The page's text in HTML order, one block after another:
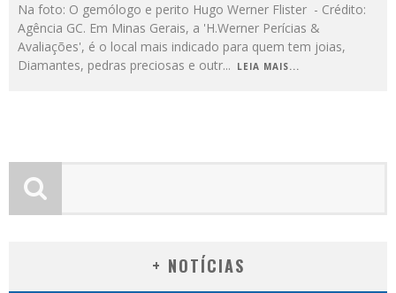
Na foto: O gemólogo e perito Hugo Werner Flister - Crédito:
Agência GC. Em Minas Gerais, a 'H.Werner Perícias &
Avaliações', é o local mais indicado para quem tem joias,
Diamantes, pedras preciosas e outr... LEIA MAIS...
+ NOTÍCIAS